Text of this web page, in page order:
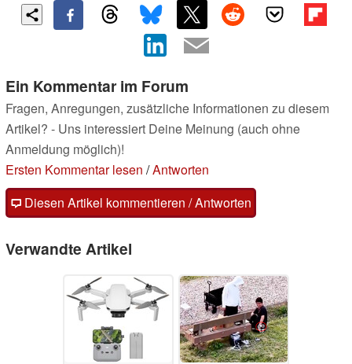
Ein Kommentar im Forum
Fragen, Anregungen, zusätzliche Informationen zu diesem
Artikel? - Uns interessiert Deine Meinung (auch ohne
Anmeldung möglich)!
Ersten Kommentar lesen /Antworten
Diesen Artikel kommentieren / Antworten
Verwandte Artikel